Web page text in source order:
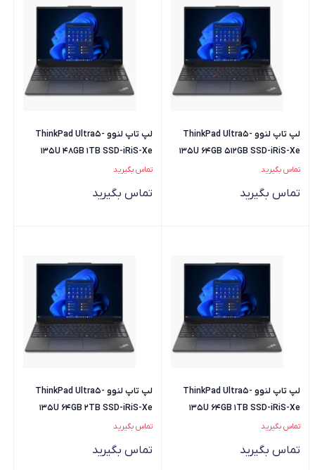
لپ تاپ لنوو ThinkPad Ultra5-
135U 64GB 512GB SSD-iRiS-Xe
تماس بگیرید
تماس بگیرید
لپ تاپ لنوو ThinkPad Ultra5-
135U 48GB 1TB SSD-iRiS-Xe
تماس بگیرید
تماس بگیرید
لپ تاپ لنوو ThinkPad Ultra5-
135U 64GB 1TB SSD-iRiS-Xe
تماس بگیرید
تماس بگیرید
لپ تاپ لنوو ThinkPad Ultra5-
135U 64GB 2TB SSD-iRiS-Xe
تماس بگیرید
تماس بگیرید